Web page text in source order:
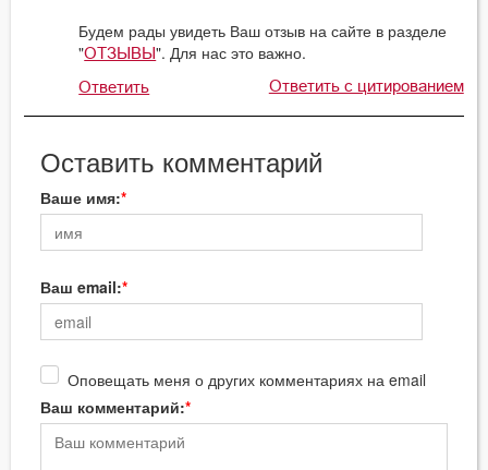
Будем рады увидеть Ваш отзыв на сайте в разделе
"ОТЗЫВЫ". Для нас это важно.
Ответить Ответить с цитированием
Оставить комментарий
Ваше имя:
Ваш email:
Оповещать меня о других комментариях на email
Ваш комментарий: